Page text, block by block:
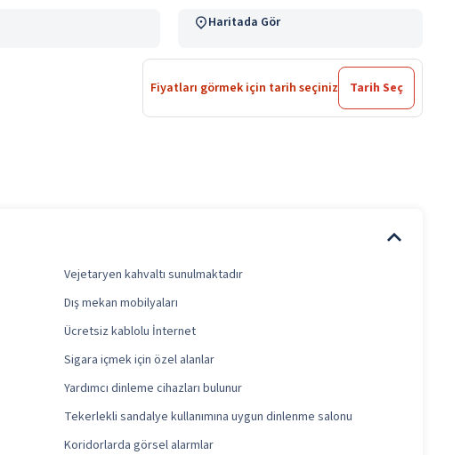
Haritada Gör
Fiyatları görmek için tarih seçiniz Tarih Seç
Vejetaryen kahvaltı sunulmaktadır
Dış mekan mobilyaları
Ücretsiz kablolu İnternet
Sigara içmek için özel alanlar
Yardımcı dinleme cihazları bulunur
Tekerlekli sandalye kullanımına uygun dinlenme salonu
Koridorlarda görsel alarmlar